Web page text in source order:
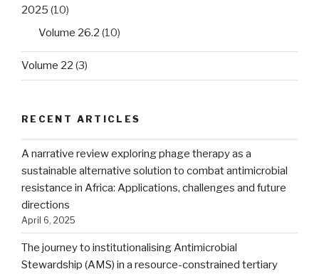
2025 (10)
Volume 26.2 (10)
Volume 22 (3)
RECENT ARTICLES
A narrative review exploring phage therapy as a
sustainable alternative solution to combat antimicrobial
resistance in Africa: Applications, challenges and future
directions
April 6, 2025
The journey to institutionalising Antimicrobial
Stewardship (AMS) in a resource-constrained tertiary